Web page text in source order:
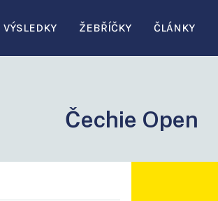
VÝSLEDKY ŽEBŘÍČKY ČLÁNKY
Čechie Open